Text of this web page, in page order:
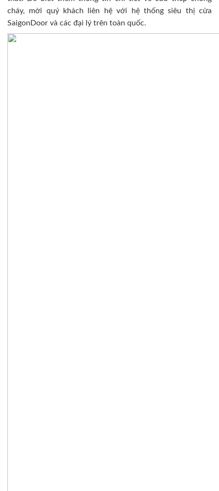
cháy, mời quý khách liên hệ với hệ thống siêu thị cửa
SaigonDoor và các đại lý trên toàn quốc.